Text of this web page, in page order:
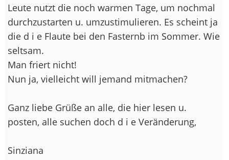
Leute nutzt die noch warmen Tage, um nochmal
durchzustarten u. umzustimulieren. Es scheint ja
die d i e Flaute bei den Fasternb im Sommer. Wie
seltsam.
Man friert nicht!
Nun ja, vielleicht will jemand mitmachen?
Ganz liebe Grüße an alle, die hier lesen u.
posten, alle suchen doch d i e Veränderung,
Sinziana